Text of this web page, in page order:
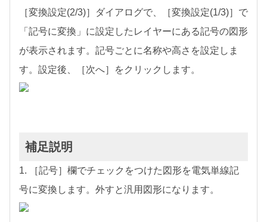
［変換設定(2/3)］ダイアログで、［変換設定(1/3)］で
「記号に変換」に設定したレイヤーにある記号の図形
が表示されます。記号ごとに名称や高さを設定しま
す。設定後、［次へ］をクリックします。
補足説明
1. ［記号］欄でチェックをつけた図形を電気単線記
号に変換します。外すと汎用図形になります。